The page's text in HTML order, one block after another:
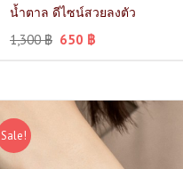
น้ำตาล ดีไซน์สวยลงตัว
1,300฿ 650 ฿
Sale!